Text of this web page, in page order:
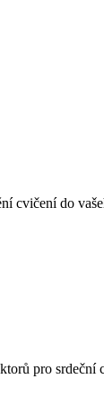
cvičení do
pro srdeční